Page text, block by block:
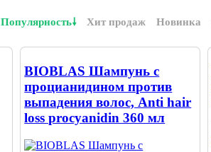
Популярность Хит продаж Новинка
BIOBLAS Шампунь с
процианидином против
выпадения волос, Anti hair
loss procyanidin 360 мл